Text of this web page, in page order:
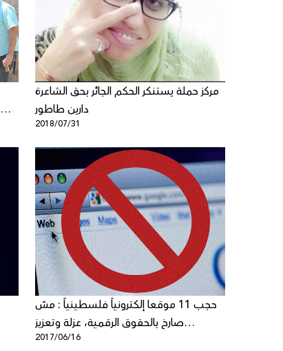
مركز حملة يستنكر الحكم الجائر بحق الشاعرة
دارين طاطور
2018/07/31
حجب 11 موقعا إلكترونياً فلسطينياً : مسّ
صارخ بالحقوق الرقمية، عزلة وتعزيز
للانقسام
2017/06/16